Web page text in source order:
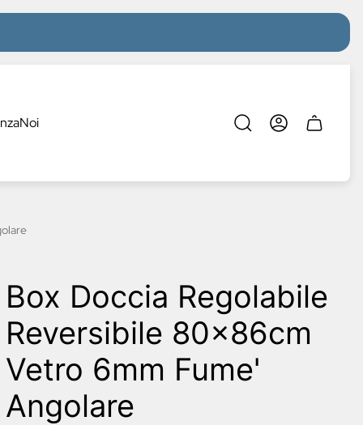
Noi
Cassetto
Box Doccia Regolabile
Reversibile 80x86cm
Vetro 6mm Fume'
Angolare